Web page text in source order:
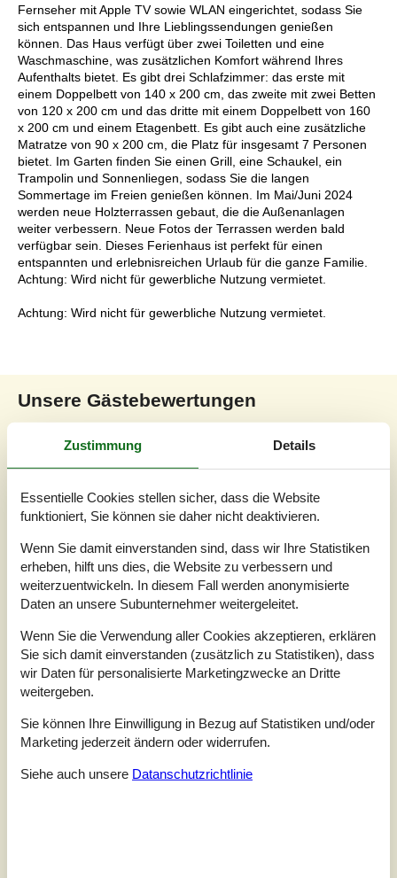
Fernseher mit Apple TV sowie WLAN eingerichtet, sodass Sie
sich entspannen und Ihre Lieblingssendungen genießen
können. Das Haus verfügt über zwei Toiletten und eine
Waschmaschine, was zusätzlichen Komfort während Ihres
Aufenthalts bietet. Es gibt drei Schlafzimmer: das erste mit
einem Doppelbett von 140 x 200 cm, das zweite mit zwei Betten
von 120 x 200 cm und das dritte mit einem Doppelbett von 160
x 200 cm und einem Etagenbett. Es gibt auch eine zusätzliche
Matratze von 90 x 200 cm, die Platz für insgesamt 7 Personen
bietet. Im Garten finden Sie einen Grill, eine Schaukel, ein
Trampolin und Sonnenliegen, sodass Sie die langen
Sommertage im Freien genießen können. Im Mai/Juni 2024
werden neue Holzterrassen gebaut, die die Außenanlagen
weiter verbessern. Neue Fotos der Terrassen werden bald
verfügbar sein. Dieses Ferienhaus ist perfekt für einen
entspannten und erlebnisreichen Urlaub für die ganze Familie.
Achtung: Wird nicht für gewerbliche Nutzung vermietet.
Achtung: Wird nicht für gewerbliche Nutzung vermietet.
Unsere Gästebewertungen
3,0
5
4
3
2
1
Kommentare
Keine Bewertungen haben Kommentare auf Deutsch
1 Bewertung hat einen Kommentar in einer anderen Sprache.
Siehe stattdessen 5 externe Bewertungen.
Zustimmung Details
Essentielle Cookies stellen sicher, dass die Website
funktioniert, Sie können sie daher nicht deaktivieren.
Wenn Sie damit einverstanden sind, dass wir Ihre Statistiken
erheben, hilft uns dies, die Website zu verbessern und
weiterzuentwickeln. In diesem Fall werden anonymisierte
Daten an unsere Subunternehmer weitergeleitet.
Wenn Sie die Verwendung aller Cookies akzeptieren, erklären
Sie sich damit einverstanden (zusätzlich zu Statistiken), dass
wir Daten für personalisierte Marketingzwecke an Dritte
weitergeben.
Sie können Ihre Einwilligung in Bezug auf Statistiken und/oder
Marketing jederzeit ändern oder widerrufen.
Siehe auch unsere Datanschutzrichtlinie